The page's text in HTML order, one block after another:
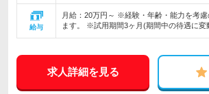
給与
月給：20万円～ ※経験・年齢・能力を考慮
ます。 ※試用期間3ヶ月(期間中の待遇に変
求人詳細を見る